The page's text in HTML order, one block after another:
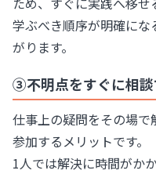
学ぶべき順序が明確に
がります。
③不明点をすぐに相談
仕事上の疑問をその場
参加するメリットです。
1人では解決に時間がか